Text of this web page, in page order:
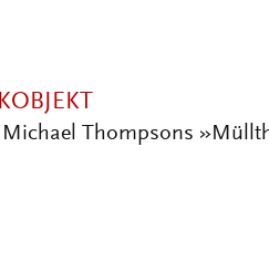
Michael Thompsons